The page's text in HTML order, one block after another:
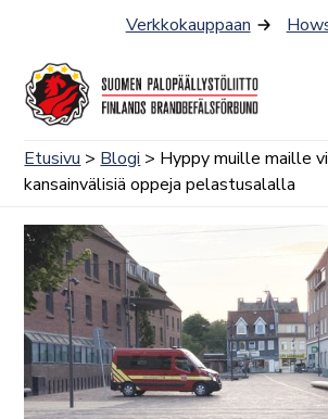
Verkkokauppaan
Etusivu > Blogi > Hyppy muille maille
kansainvälisiä oppeja pelastusalalla